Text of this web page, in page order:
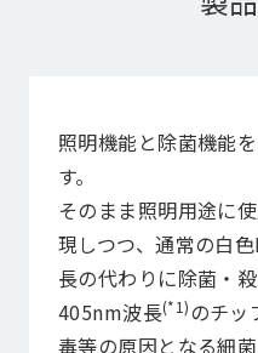
照明機能と除菌機能
す。
そのまま照明用途に
現しつつ、通常の白
長の代わりに除菌・
405nm波長(*1)のチッ
毒等の原因となる細